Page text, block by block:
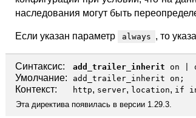
наследования могут быть
Если указан параметр always , то
Синтаксис: add_trailer_inherit on
Умолчание: add_trailer_inherit on;
Контекст: http, server, location, if
Эта директива появилась в версии 1.29.3.